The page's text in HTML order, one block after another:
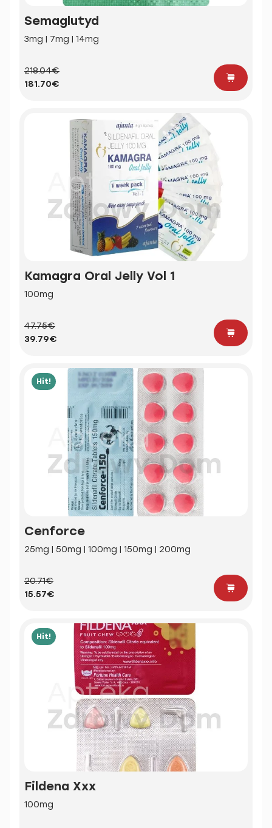
Semaglutyd
3mg | 7mg | 14mg
218.04€
181.70€
Kamagra Oral Jelly Vol 1
100mg
47.75€
39.79€
Hit!
Cenforce
25mg | 50mg | 100mg | 150mg | 200mg
20.71€
15.57€
Hit!
Fildena Xxx
100mg